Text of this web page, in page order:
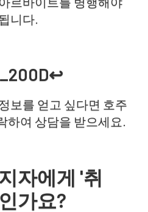
니다.
보를 얻고 싶다면 호주
하여 상담을 받으세요.
자에게 '취
가요?